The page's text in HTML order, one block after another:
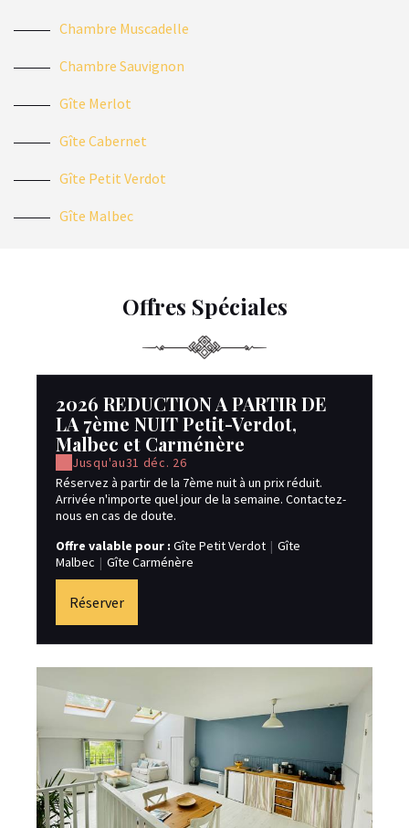
Chambre Muscadelle
Chambre Sauvignon
Gîte Merlot
Gîte Cabernet
Gîte Petit Verdot
Gîte Malbec
Offres Spéciales
2026 REDUCTION A PARTIR DE
LA 7ème NUIT Petit-Verdot,
Malbec et Carménère
Jusqu'au31 déc. 26
Réservez à partir de la 7ème nuit à un prix réduit.
Arrivée n'importe quel jour de la semaine. Contactez-
nous en cas de doute.
Offre valable pour : Gîte Petit Verdot | Gîte
Malbec | Gîte Carménère
Réserver